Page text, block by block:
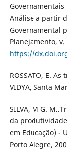
Governamentais
Análise a partir
Governamental
Planejamento, v.
https://
ROSSATO, E.
VIDYA, Santa
SILVA, M G.
da
em Educação) -
Porto Alegre,